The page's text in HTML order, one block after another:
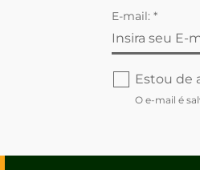
E-mail: *
Estou de
O e-mail é